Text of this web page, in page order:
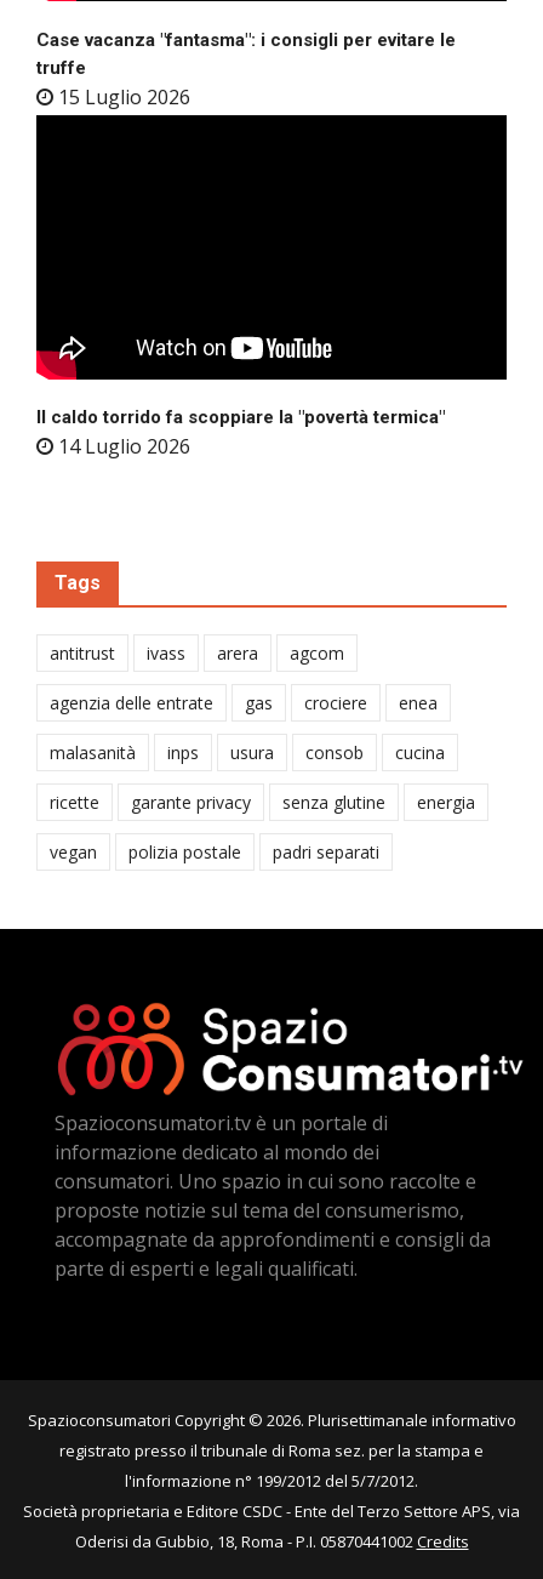
Case vacanza "fantasma": i consigli per evitare le
truffe
15 Luglio 2026
Il caldo torrido fa scoppiare la "povertà termica"
14 Luglio 2026
Tags
antitrust ivass arera agcom
agenzia delle entrate gas crociere enea
malasanità inps usura consob cucina
ricette garante privacy senza glutine energia
vegan polizia postale padri separati
Spazioconsumatori.tv è un portale di
informazione dedicato al mondo dei
consumatori. Uno spazio in cui sono raccolte e
proposte notizie sul tema del consumerismo,
accompagnate da approfondimenti e consigli da
parte di esperti e legali qualificati.
Spazioconsumatori Copyright © 2026. Plurisettimanale informativo
registrato presso il tribunale di Roma sez. per la stampa e
l'informazione n° 199/2012 del 5/7/2012.
Società proprietaria e Editore CSDC - Ente del Terzo Settore APS, via
Oderisi da Gubbio, 18, Roma - P.I. 05870441002Credits